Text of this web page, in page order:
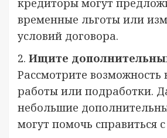
временные льготы или
условий договора.
2. Ищите
Рассмотрите возможность
работы или подработки.
небольшие
могут помочь справиться